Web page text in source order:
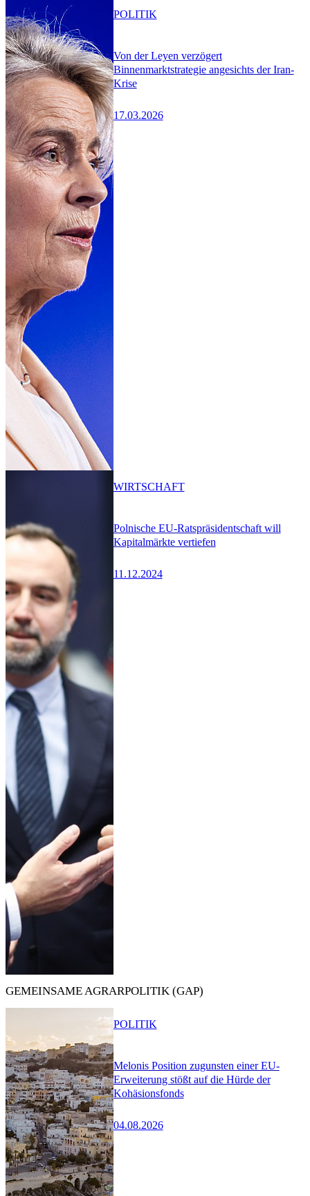
Von der Leyen verzögert
Binnenmarktstrategie angesichts der Iran-
Krise
17.03.2026
POLITIK
Polnische EU-Ratspräsidentschaft will
Kapitalmärkte vertiefen
11.12.2024
WIRTSCHAFT
GEMEINSAME AGRARPOLITIK (GAP)
Melonis Position zugunsten einer EU-
Erweiterung stößt auf die Hürde der
Kohäsionsfonds
04.08.2026
POLITIK